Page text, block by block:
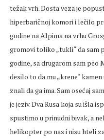
težak vrh. Dosta veza je
hiperbaričnoj komori i lečilo
godine na Alpima na vrhu
gromovi toliko „tukli“ da sam
godine, sa drugarom sam peo
desilo to da mu „krene“
znali da ga ima. Sam osećaj
je jeziv. Dva Rusa koja su išla
spustimo u prinudni bivak, a
helikopter po nas i nisu hteli